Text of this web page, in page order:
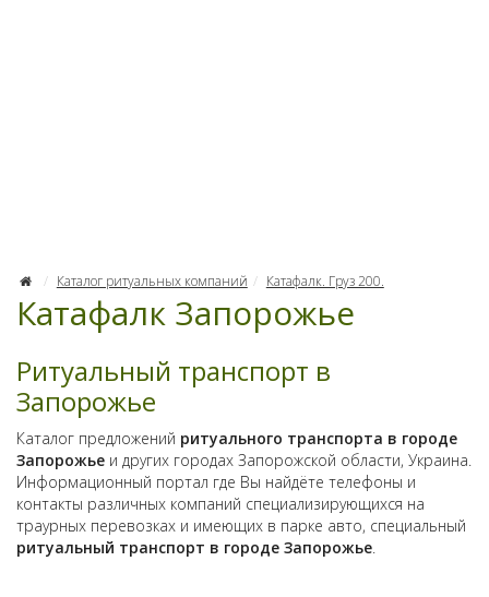
Каталог ритуальных компаний Катафалк. Груз 200.
Катафалк Запорожье
Ритуальный транспорт в
Запорожье
Каталог предложений ритуального транспорта в городе
Запорожье и других городах Запорожской области, Украина.
Информационный портал где Вы найдёте телефоны и
контакты различных компаний специализирующихся на
траурных перевозках и имеющих в парке авто, специальный
ритуальный транспорт в городе Запорожье.